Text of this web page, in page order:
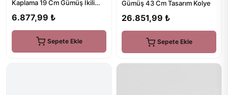
Kaplama 19 Cm Gümüş İkili
6.877,99 ₺
Sepete Ekle
Gümüş 43 Cm Tasarım Kolye
26.851,99 ₺
Sepete Ekle